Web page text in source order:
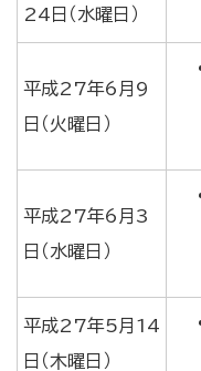
24日（水曜日）
平成27年6月9
日（火曜日）
平成27年6月3
日（水曜日）
平成27年5月14
日（木曜日）